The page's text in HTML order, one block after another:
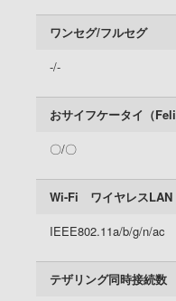
ワンセグ/フルセグ
-/-
おサイフケータイ（
〇/〇
Wi-Fi ワイヤレスLAN
IEEE802.11a/b/g/n/ac
テザリング同時接続数